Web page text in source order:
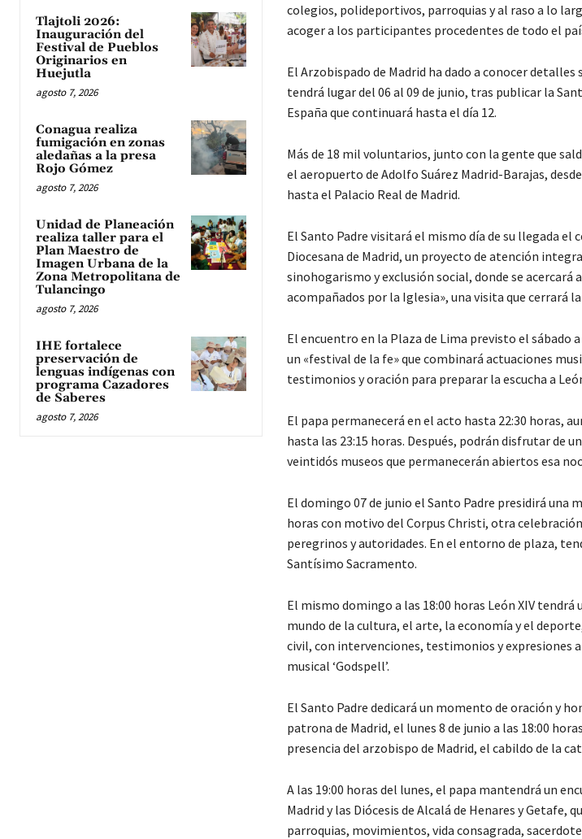
Tlajtoli 2026:
Inauguración del
Festival de Pueblos
Originarios en
Huejutla
agosto 7, 2026
Conagua realiza
fumigación en zonas
aledañas a la presa
Rojo Gómez
agosto 7, 2026
Unidad de Planeación
realiza taller para el
Plan Maestro de
Imagen Urbana de la
Zona Metropolitana de
Tulancingo
agosto 7, 2026
IHE fortalece
preservación de
lenguas indígenas con
programa Cazadores
de Saberes
agosto 7, 2026
colegios, polideportivos, parroquias y al raso a lo
acoger a los participantes procedentes de todo el
El Arzobispado de Madrid ha dado a conocer detalles
tendrá lugar del 06 al 09 de junio, tras publicar la
España que continuará hasta el día 12.
Más de 18 mil voluntarios, junto con la gente que
el aeropuerto de Adolfo Suárez Madrid-Barajas,
hasta el Palacio Real de Madrid.
El Santo Padre visitará el mismo día de su llegada el
Diocesana de Madrid, un proyecto de atención
sinohogarismo y exclusión social, donde se acercará
acompañados por la Iglesia», una visita que cerrará
El encuentro en la Plaza de Lima previsto el sábado
un «festival de la fe» que combinará actuaciones
testimonios y oración para preparar la escucha a
El papa permanecerá en el acto hasta 22:30 horas,
hasta las 23:15 horas. Después, podrán disfrutar de
veintidós museos que permanecerán abiertos esa
El domingo 07 de junio el Santo Padre presidirá una
horas con motivo del Corpus Christi, otra
peregrinos y autoridades. En el entorno de plaza,
Santísimo Sacramento.
El mismo domingo a las 18:00 horas León XIV
mundo de la cultura, el arte, la economía y el
civil, con intervenciones, testimonios y expresiones
musical ‘Godspell’.
El Santo Padre dedicará un momento de oración y
patrona de Madrid, el lunes 8 de junio a las 18:00
presencia del arzobispo de Madrid, el cabildo de la
A las 19:00 horas del lunes, el papa mantendrá un
Madrid y las Diócesis de Alcalá de Henares y Getafe,
parroquias, movimientos, vida consagrada,